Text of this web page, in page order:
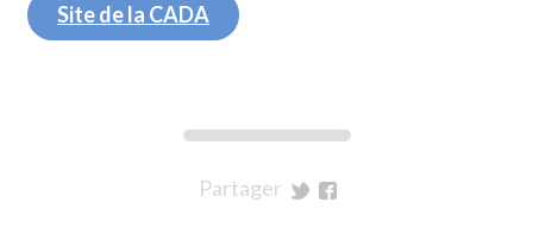
Site de la CADA
Partager